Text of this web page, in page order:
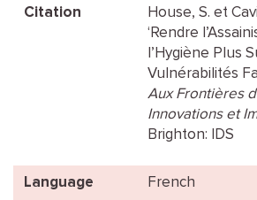
Citation
House, S. et
‘Rendre
l’Hygiène Plus
Vulnérabilités
Aux Frontières
Innovations et
Brighton: IDS
Language French